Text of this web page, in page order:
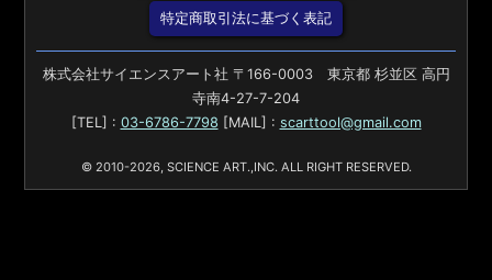
特定商取引法に基づく表記
株式会社サイエンスアート社 〒166-0003 東京都 杉並区 高円
寺南4-27-7-204
[TEL] : 03-6786-7798 [MAIL] : scarttool@gmail.com
© 2010-2026, SCIENCE ART.,INC. ALL RIGHT RESERVED.